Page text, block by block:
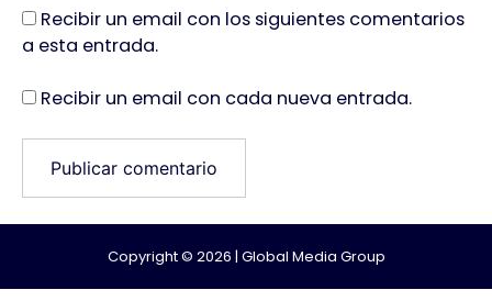
Recibir un email con los siguientes comentarios
a esta entrada.
Recibir un email con cada nueva entrada.